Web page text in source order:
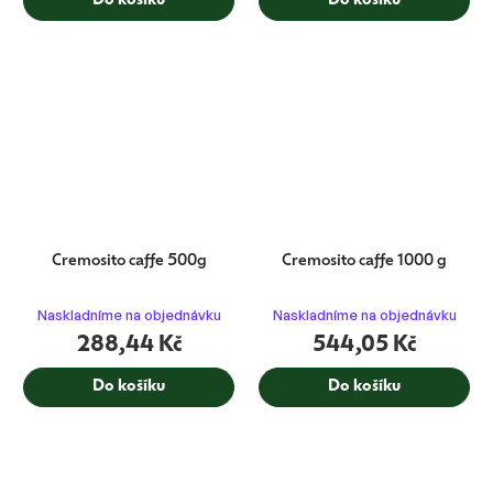
Cremosito caffe 500g
Naskladníme na objednávku
288,44 Kč
Do košíku
Cremosito caffe 1000 g
Naskladníme na objednávku
544,05 Kč
Do košíku